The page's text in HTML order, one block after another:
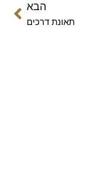
הבא
תאונת דרכים